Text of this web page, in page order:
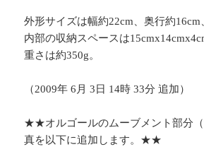
外形サイズは幅約22cm、奥行約16cm
内部の収納スペースは
重さは約350g。
（2009年 6月 3日 14時 33分 追加）
★★オルゴールのムーブメント部分
真を以下に追加します。★★